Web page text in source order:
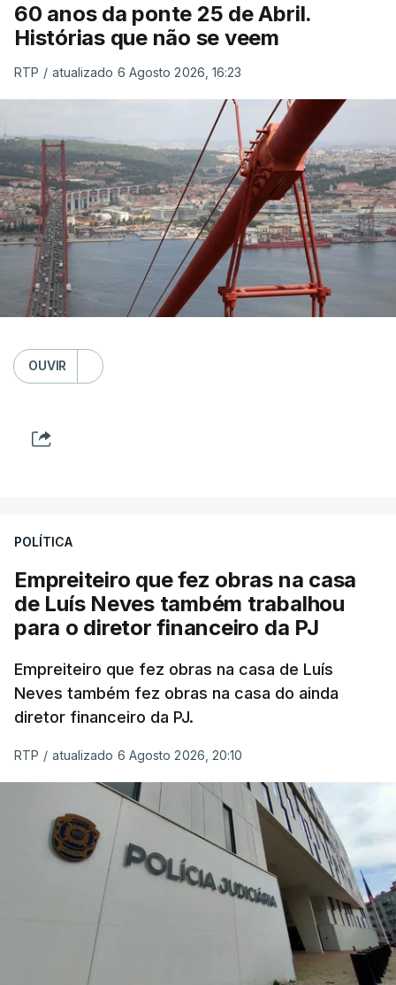
60 anos da ponte 25 de Abril.
Histórias que não se veem
RTP / atualizado 6 Agosto 2026, 16:23
OUVIR
POLÍTICA
Empreiteiro que fez obras na casa
de Luís Neves também trabalhou
para o diretor financeiro da PJ
Empreiteiro que fez obras na casa de Luís
Neves também fez obras na casa do ainda
diretor financeiro da PJ.
RTP / atualizado 6 Agosto 2026, 20:10